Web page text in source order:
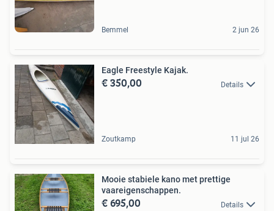
Bemmel 2 jun 26
Eagle Freestyle Kajak.
€ 350,00 Details
Zoutkamp 11 jul 26
Mooie stabiele kano met prettige
vaareigenschappen.
€ 695,00 Details